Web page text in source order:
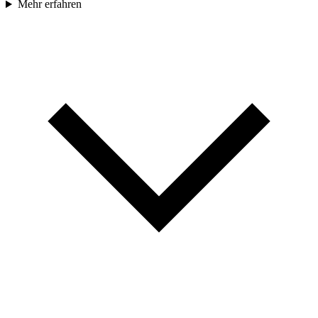
Mehr erfahren